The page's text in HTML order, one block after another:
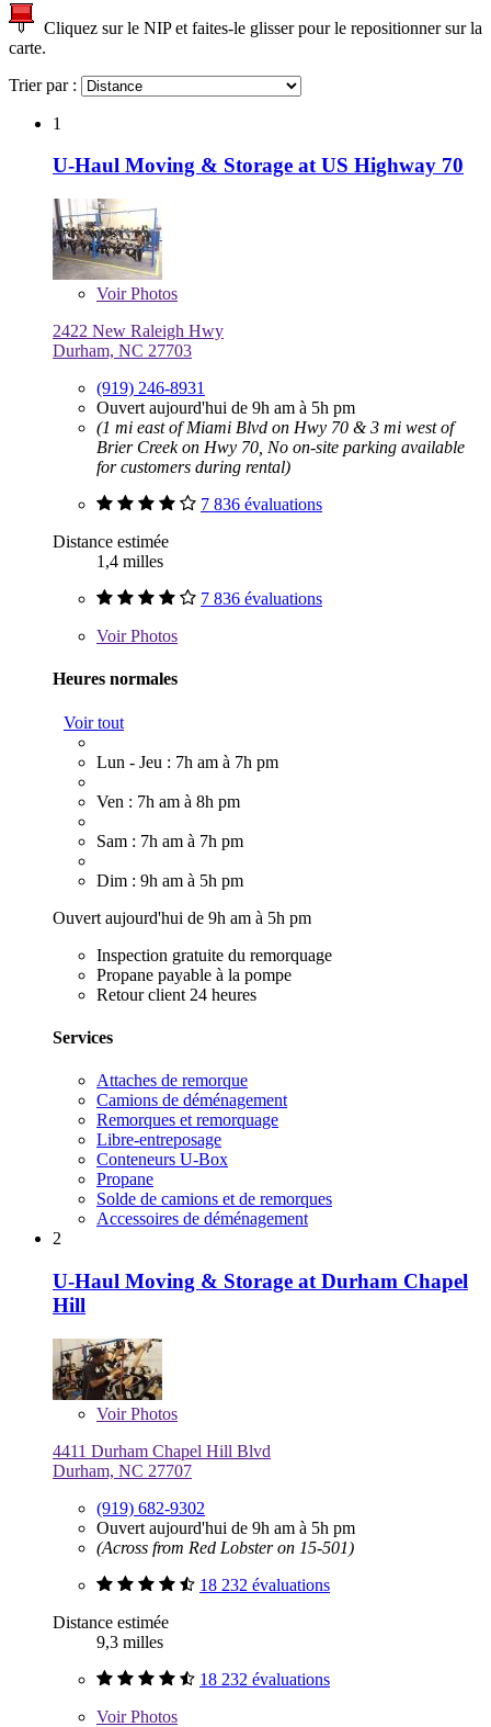
Cliquez sur le NIP et faites-le glisser pour le repositionner sur la
carte.
Trier par :
1
U-Haul Moving & Storage at US Highway 70
VoirPhotos
2422 New Raleigh Hwy
Durham, NC 27703
(919) 246-8931
Ouvert aujourd'hui de 9h am à 5h pm
(1 mi east of Miami Blvd on Hwy 70 & 3 mi west of
Brier Creek on Hwy 70, No on-site parking available
for customers during rental)
7 836 évaluations
Distance estimée
1,4 milles
7 836 évaluations
VoirPhotos
Heures normales
Voir tout
Lun - Jeu : 7h am à 7h pm
Ven : 7h am à 8h pm
Sam : 7h am à 7h pm
Dim : 9h am à 5h pm
Ouvert aujourd'hui de 9h am à 5h pm
Inspection gratuite du remorquage
Propane payable à la pompe
Retour client 24 heures
Services
Attaches de remorque
Camions de déménagement
Remorques et remorquage
Libre-entreposage
Conteneurs U-Box
Propane
Solde de camions et de remorques
Accessoires de déménagement
2
U-Haul Moving & Storage at Durham Chapel
Hill
VoirPhotos
4411 Durham Chapel Hill Blvd
Durham, NC 27707
(919) 682-9302
Ouvert aujourd'hui de 9h am à 5h pm
(Across from Red Lobster on 15-501)
18 232 évaluations
Distance estimée
9,3 milles
18 232 évaluations
VoirPhotos